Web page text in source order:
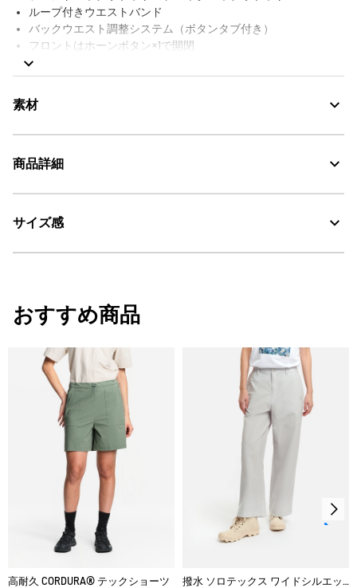
ループ付きウエストバンド
バックウエスト調整システム（ボタンタブ付き）
フロントはホーンボタン×1で開閉
メタルジップフライ
バック右パッチポケットにAIGLEバードロゴステッチ
素材
スチームなしでアイロン仕上げ。
ウェットクリーニング処理ができる。：通常の処理
商品詳細
・色：セーブル (003)
サイズ感
34
36 14
38 14
40 14
おすすめ商品
高耐久 CORDURA® テックショーツ
撥水 ソロテックス ワイドシルエット テックパンツ